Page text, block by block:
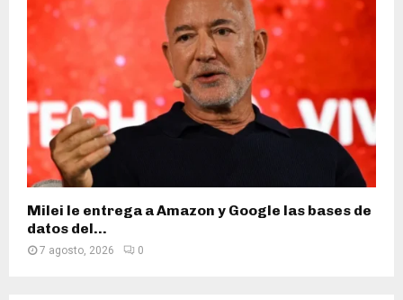
Milei le entrega a Amazon y Google las bases de
datos del...
7 agosto, 2026 0